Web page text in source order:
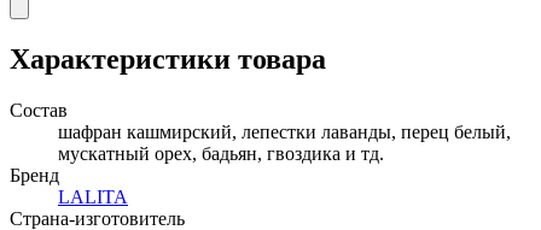
Характеристики товара
Состав
шафран кашмирский, лепестки лаванды, перец белый,
мускатный орех, бадьян, гвоздика и тд.
Бренд
LALITA
Страна-изготовитель